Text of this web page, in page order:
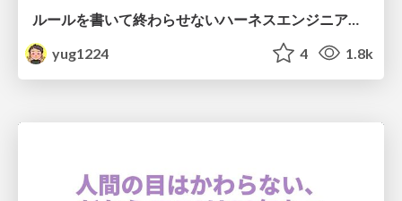
yug1224
4 1.8k